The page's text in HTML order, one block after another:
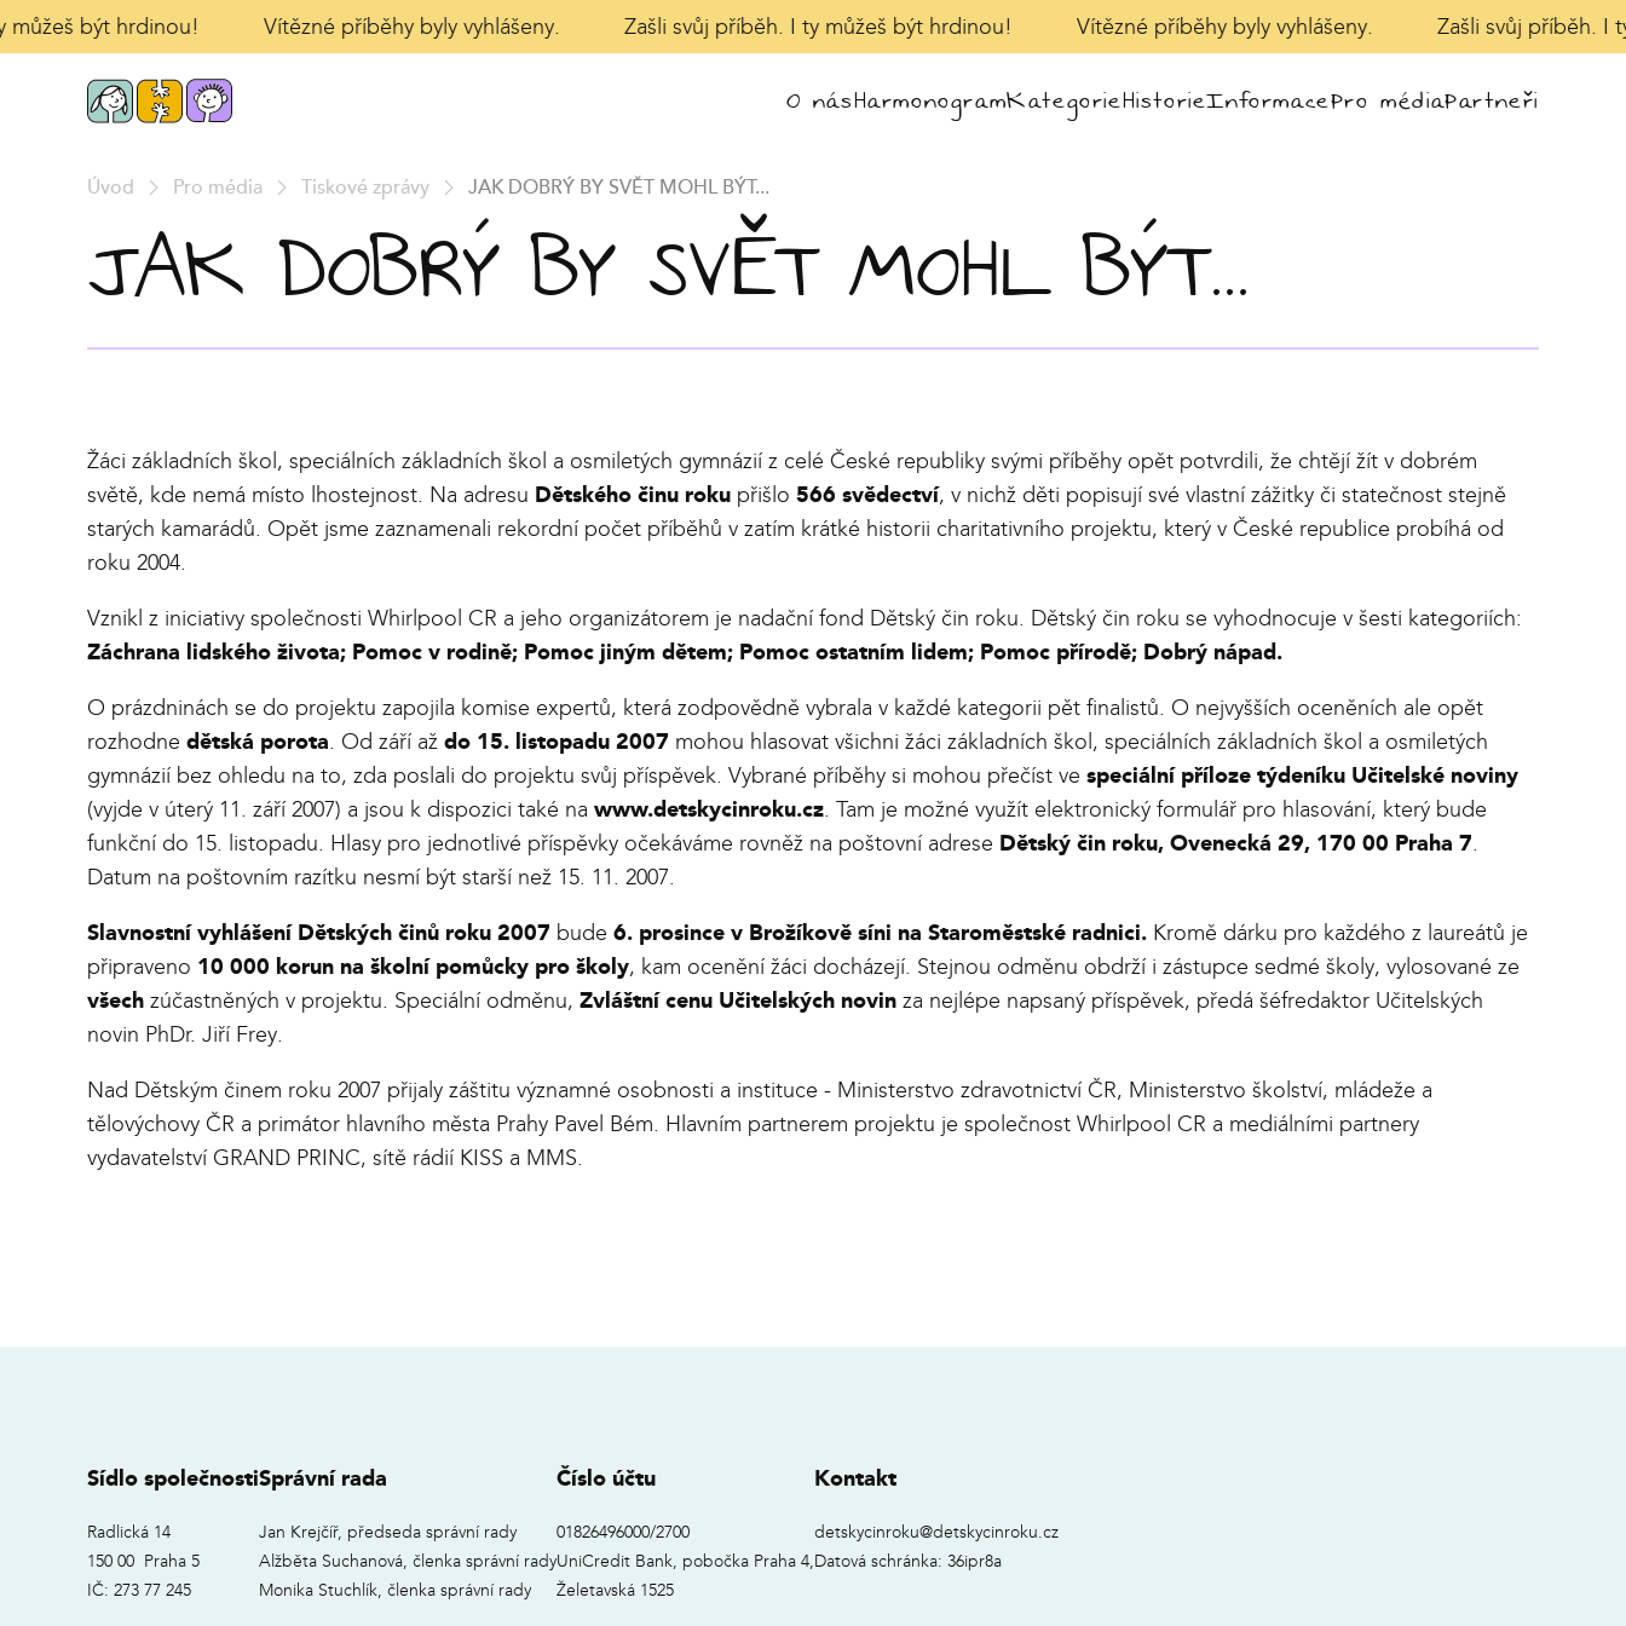
být hrdinou! Vítězné příběhy byly vyhlášeny. Zašli svůj příběh. I ty můžeš být hrdinou! Vítězné příběhy byly vyhlášeny. Zašli svůj příběh. I
O násHarmonogramKategorieHistorieInformacePro médiaPartneři
Úvod Pro média Tiskové zprávy JAK DOBRÝ BY SVĚT MOHL BÝT...
JAK DOBRÝ BY SVĚT MOHL BÝT...
Žáci základních škol, speciálních základních škol a osmiletých gymnázií z celé České republiky svými příběhy opět potvrdili, že chtějí žít v dobrém
světě, kde nemá místo lhostejnost. Na adresu Dětského činu roku přišlo 566 svědectví, v nichž děti popisují své vlastní zážitky či statečnost stejně
starých kamarádů. Opět jsme zaznamenali rekordní počet příběhů v zatím krátké historii charitativního projektu, který v České republice probíhá od
roku 2004.
Vznikl z iniciativy společnosti Whirlpool CR a jeho organizátorem je nadační fond Dětský čin roku. Dětský čin roku se vyhodnocuje v šesti kategoriích:
Záchrana lidského života; Pomoc v rodině; Pomoc jiným dětem; Pomoc ostatním lidem; Pomoc přírodě; Dobrý nápad.
O prázdninách se do projektu zapojila komise expertů, která zodpovědně vybrala v každé kategorii pět finalistů. O nejvyšších oceněních ale opět
rozhodne dětská porota. Od září až do 15. listopadu 2007 mohou hlasovat všichni žáci základních škol, speciálních základních škol a osmiletých
gymnázií bez ohledu na to, zda poslali do projektu svůj příspěvek. Vybrané příběhy si mohou přečíst ve speciální příloze týdeníku Učitelské noviny
(vyjde v úterý 11. září 2007) a jsou k dispozici také na www.detskycinroku.cz. Tam je možné využít elektronický formulář pro hlasování, který bude
funkční do 15. listopadu. Hlasy pro jednotlivé příspěvky očekáváme rovněž na poštovní adrese Dětský čin roku, Ovenecká 29, 170 00 Praha 7.
Datum na poštovním razítku nesmí být starší než 15. 11. 2007.
Slavnostní vyhlášení Dětských činů roku 2007 bude 6. prosince v Brožíkově síni na Staroměstské radnici. Kromě dárku pro každého z laureátů je
připraveno 10 000 korun na školní pomůcky pro školy, kam ocenění žáci docházejí. Stejnou odměnu obdrží i zástupce sedmé školy, vylosované ze
všech zúčastněných v projektu. Speciální odměnu, Zvláštní cenu Učitelských novin za nejlépe napsaný příspěvek, předá šéfredaktor Učitelských
novin PhDr. Jiří Frey.
Nad Dětským činem roku 2007 přijaly záštitu významné osobnosti a instituce - Ministerstvo zdravotnictví ČR, Ministerstvo školství, mládeže a
tělovýchovy ČR a primátor hlavního města Prahy Pavel Bém. Hlavním partnerem projektu je společnost Whirlpool CR a mediálními partnery
vydavatelství GRAND PRINC, sítě rádií KISS a MMS.
Sídlo společnosti
Radlická 14
150 00 Praha 5
IČ: 273 77 245
Správní rada
Jan Krejčíř, předseda správní rady
Alžběta Suchanová, členka správní rady
Monika Stuchlík, členka správní rady
Číslo účtu
01826496000/2700
UniCredit Bank, pobočka Praha 4,
Želetavská 1525
Kontakt
detskycinroku@detskycinroku.cz
Datová schránka: 36ipr8a